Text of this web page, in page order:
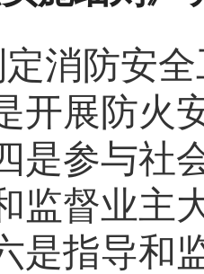
消防安
开展防火
是参与社
监督业主
是指导和